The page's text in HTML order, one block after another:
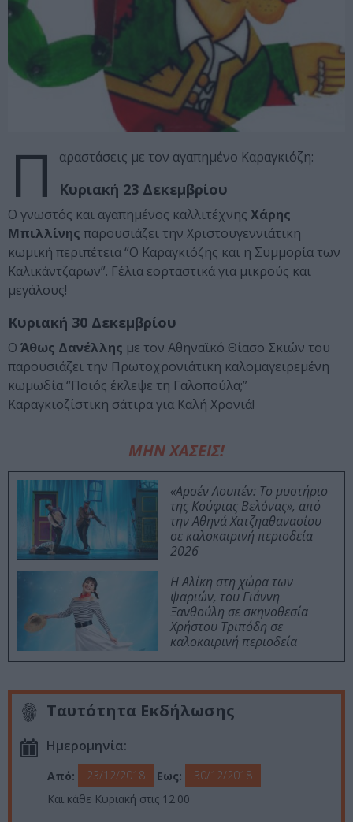
Π αραστάσεις με τον αγαπημένο Καραγκιόζη:
Κυριακή 23 Δεκεμβρίου
Ο γνωστός και αγαπημένος καλλιτέχνης Χάρης
Μπιλλίνης παρουσιάζει την Χριστουγεννιάτικη
κωμική περιπέτεια “Ο Καραγκιόζης και η Συμμορία των
Καλικάντζαρων”. Γέλια εορταστικά για μικρούς και
μεγάλους!
Κυριακή 30 Δεκεμβρίου
Ο Άθως Δανέλλης με τον Αθηναϊκό Θίασο Σκιών του
παρουσιάζει την Πρωτοχρονιάτικη καλομαγειρεμένη
κωμωδία “Ποιός έκλεψε τη Γαλοπούλα;”
Καραγκιοζίστικη σάτιρα για Καλή Χρονιά!
ΜΗΝ ΧΑΣΕΙΣ!
«Αρσέν Λουπέν: Το μυστήριο
της Κούφιας Βελόνας», από
την Αθηνά Χατζηαθανασίου
σε καλοκαιρινή περιοδεία
2026
Η Αλίκη στη χώρα των
ψαριών, του Γιάννη
Ξανθούλη σε σκηνοθεσία
Χρήστου Τριπόδη σε
καλοκαιρινή περιοδεία
Ταυτότητα Εκδήλωσης
Ημερομηνία:
Από: 23/12/2018 Εως:
30/12/2018
Και κάθε Κυριακή στις 12.00